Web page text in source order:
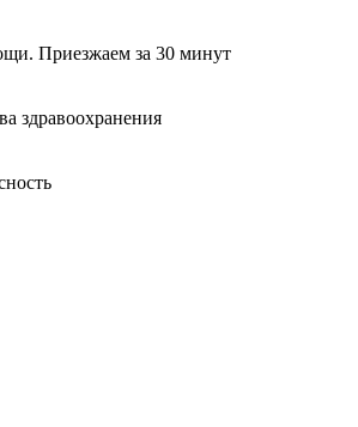
Приезжаем за 30 минут
здравоохранения